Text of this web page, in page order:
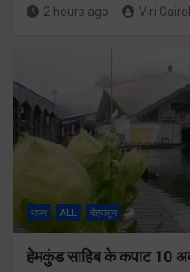
2 hours ago Viri
राज्य ALL देहरादून
हेमकुंड साहिब के कपाट 10